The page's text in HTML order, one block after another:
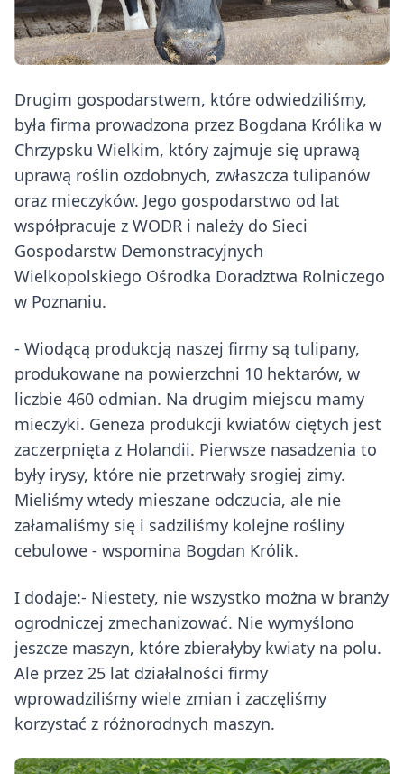
Drugim gospodarstwem, które odwiedziliśmy,
była firma prowadzona przez Bogdana Królika w
Chrzypsku Wielkim, który zajmuje się uprawą
uprawą roślin ozdobnych, zwłaszcza tulipanów
oraz mieczyków. Jego gospodarstwo od lat
współpracuje z WODR i należy do Sieci
Gospodarstw Demonstracyjnych
Wielkopolskiego Ośrodka Doradztwa Rolniczego
w Poznaniu.
- Wiodącą produkcją naszej firmy są tulipany,
produkowane na powierzchni 10 hektarów, w
liczbie 460 odmian. Na drugim miejscu mamy
mieczyki. Geneza produkcji kwiatów ciętych jest
zaczerpnięta z Holandii. Pierwsze nasadzenia to
były irysy, które nie przetrwały srogiej zimy.
Mieliśmy wtedy mieszane odczucia, ale nie
załamaliśmy się i sadziliśmy kolejne rośliny
cebulowe - wspomina Bogdan Królik.
I dodaje:- Niestety, nie wszystko można w branży
ogrodniczej zmechanizować. Nie wymyślono
jeszcze maszyn, które zbierałyby kwiaty na polu.
Ale przez 25 lat działalności firmy
wprowadziliśmy wiele zmian i zaczęliśmy
korzystać z różnorodnych maszyn.